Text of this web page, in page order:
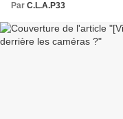
Par C.L.A.P33